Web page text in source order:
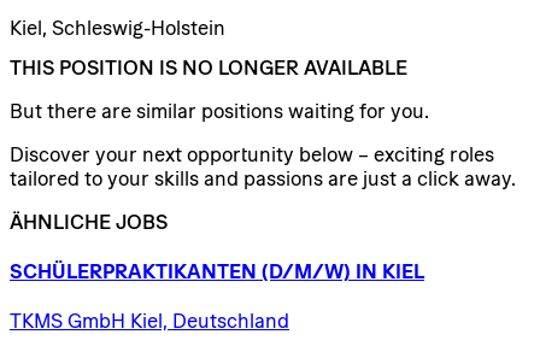
Kiel, Schleswig-Holstein
THIS POSITION IS NO LONGER AVAILABLE
But there are similar positions waiting for you.
Discover your next opportunity below – exciting roles
tailored to your skills and passions are just a click away.
ÄHNLICHE JOBS
SCHÜLERPRAKTIKANTEN (D/​M/​W) IN KIEL
TKMS GmbH Kiel, Deutschland